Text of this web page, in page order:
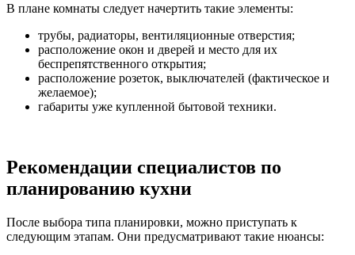
В плане комнаты следует начертить такие элементы:
трубы, радиаторы, вентиляционные отверстия;
расположение окон и дверей и место для их
беспрепятственного открытия;
расположение розеток, выключателей (фактическое и
желаемое);
габариты уже купленной бытовой техники.
Рекомендации специалистов по
планированию кухни
После выбора типа планировки, можно приступать к
следующим этапам. Они предусматривают такие нюансы: